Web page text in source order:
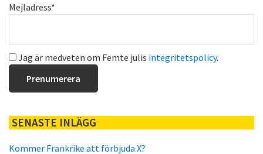
Mejladress*
Jag är medveten om Femte julis integritetspolicy.
SENASTE INLÄGG
Kommer Frankrike att förbjuda X?